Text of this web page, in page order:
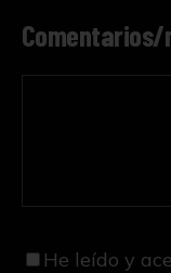
He leído y